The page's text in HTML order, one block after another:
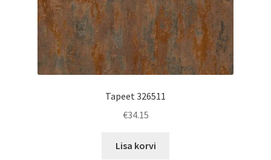
Tapeet 326511
€34.15
Lisa korvi